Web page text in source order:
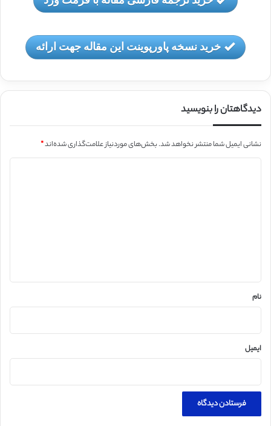
خرید نسخه پاورپوینت این مقاله جهت ارائه
دیدگاهتان را بنویسید
نشانی ایمیل شما منتشر نخواهد شد.بخش‌های موردنیاز علامت‌گذاری شده‌اند*
نام
ایمیل